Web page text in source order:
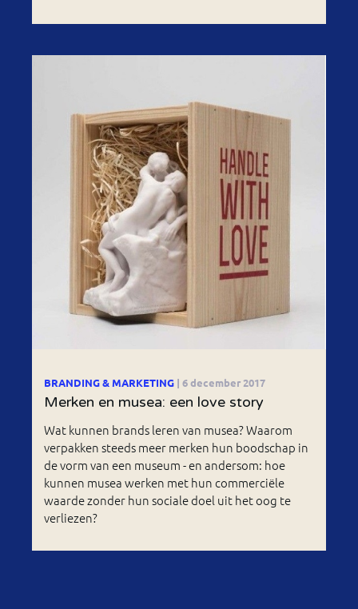
BRANDING & MARKETING | 6 december 2017
Merken en musea: een love story
Wat kunnen brands leren van musea? Waarom
verpakken steeds meer merken hun boodschap in
de vorm van een museum - en andersom: hoe
kunnen musea werken met hun commerciële
waarde zonder hun sociale doel uit het oog te
verliezen?